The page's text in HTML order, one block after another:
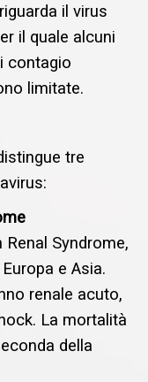
il virus
il quale alcuni
contagio
limitate.
tre
Syndrome,
e Asia.
renale acuto,
La mortalità
della